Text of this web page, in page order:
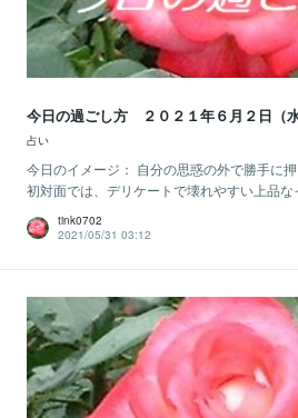
今日の過ごし方 ２０２１年６月２日（
占い
今日のイメージ： 自分の思惑の外で勝手に
初対面では、デリケートで壊れやすい上品な
tink0702
2021/05/31 03:12